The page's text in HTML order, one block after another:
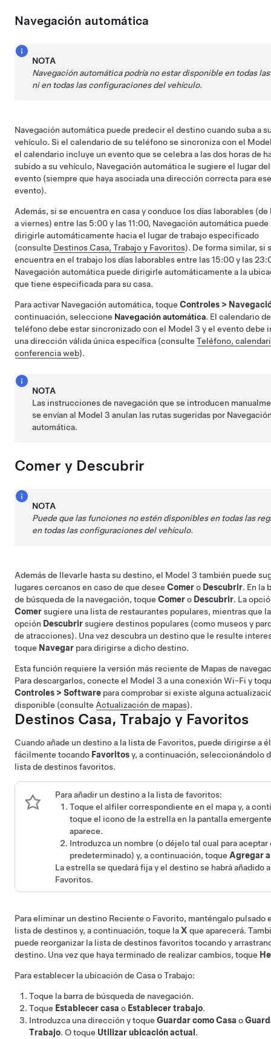
Navegación automática
NOTA
Navegación automáticapodría no estar disponible en todas
ni en todas las configuraciones del vehículo.
Navegación automática puede predecir el destino cuando suba a
vehículo. Si el calendario de su teléfono se sincroniza con el
el calendario incluye un evento que se celebra a las dos horas de
subido a su vehículo, Navegación automática le sugiere el lugar del
evento (siempre que haya asociada una dirección correcta para ese
evento).
Además, si se encuentra en casa y conduce los días laborables (de
a viernes) entre las 5:00 y las 11:00, Navegación automática puede
dirigirle automáticamente hacia el lugar de trabajo especificado
(consulte Destinos Casa, Trabajo y Favoritos). De forma similar, si
encuentra en el trabajo los días laborables entre las 15:00 y las
Navegación automática puede dirigirle automáticamente a la
que tiene especificada para su casa.
Para activar Navegación automática, toque Controles >
continuación, seleccione Navegación automática. El calendario
teléfono debe estar sincronizado con el Model 3 y el evento debe
una dirección válida única específica (consulte Teléfono,
conferencia web).
NOTA
Las instrucciones de navegación que se introducen
se envían al Model 3 anulan las rutas sugeridas por
automática.
Comer y Descubrir
NOTA
Puede que las funciones no estén disponibles en todas las
en todas las configuraciones del vehículo.
Además de llevarle hasta su destino, el Model 3 también puede
lugares cercanos en caso de que desee Comero Descubrir. En la
de búsqueda de la navegación, toque Comero Descubrir. La
Comersugiere una lista de restaurantes populares, mientras que la
opción Descubrirsugiere destinos populares (como museos y
de atracciones). Una vez descubra un destino que le resulte
toque Navegar para dirigirse a dicho destino.
Esta función requiere la versión más reciente de Mapas de
Para descargarlos, conecte el Model 3 a una conexión Wi-Fi y
Controles > Software para comprobar si existe alguna
disponible (consulte Actualización de mapas).
Destinos Casa, Trabajo y Favoritos
Cuando añade un destino a la lista de Favoritos, puede dirigirse a él
fácilmente tocando Favoritosy, a continuación, seleccionándolo
lista de destinos favoritos.
Para añadir un destino a la lista de favoritos:
Toque el alfiler correspondiente en el mapa y, a
toque el icono de la estrella en la pantalla
aparece.
Introduzca un nombre (o déjelo tal cual para aceptar
predeterminado) y, a continuación, toque Agregar
La estrella se quedará fija y el destino se habrá añadido
Favoritos.
Para eliminar un destino Reciente o Favorito, manténgalo pulsado
lista de destinos y, a continuación, toque laX que aparecerá.
puede reorganizar la lista de destinos favoritos tocando y
destino. Una vez que haya terminado de realizar cambios, toque
Para establecer la ubicación de Casa o Trabajo:
Toque la barra de búsqueda de navegación.
Toque Establecer casa o Establecer trabajo.
Introduzca una dirección y toque Guardar como Casa o
Trabajo. O toque Utilizar ubicación actual .